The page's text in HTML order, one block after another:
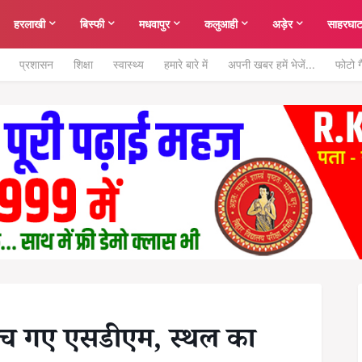
हरलाखी बिस्फी मधवापुर कलुआही अड़ेर
प्रशासन शिक्षा स्वास्थ्य हमारे बारे में अपनी खबर हमें भेजें... फोटो
गए एसडीएम, स्थल का